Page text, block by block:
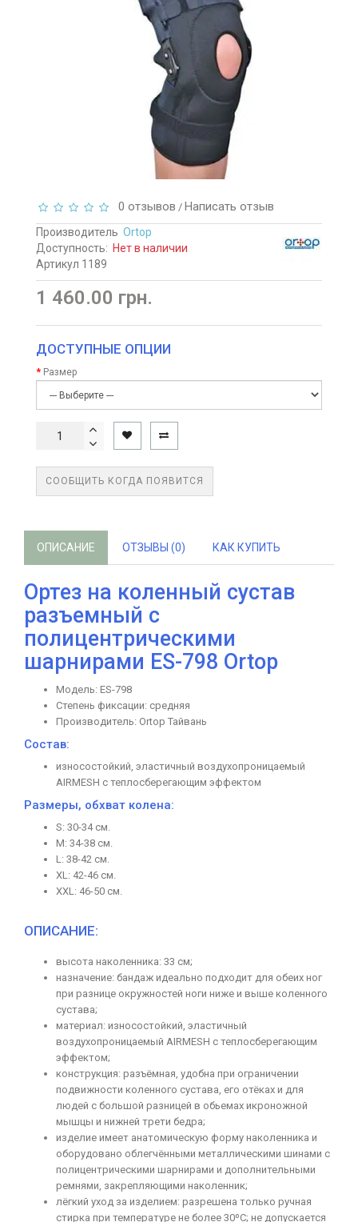
0 отзывов / Написать отзыв
Производитель Ortop
Доступность: Нет в наличии
Артикул 1189
1 460.00 грн.
ДОСТУПНЫЕ ОПЦИИ
Размер
СООБЩИТЬ КОГДА ПОЯВИТСЯ
ОПИСАНИЕ ОТЗЫВЫ (0) КАК КУПИТЬ
Ортез на коленный сустав
разъемный с
полицентрическими
шарнирами ES-798 Ortop
Модель: ES-798
Степень фиксации: средняя
Производитель: Ortop Тайвань
Состав:
износостойкий, эластичный воздухопроницаемый
AIRMESH с теплосберегающим эффектом
Размеры, обхват колена:
S: 30-34 см.
M: 34-38 см.
L: 38-42 см.
XL: 42-46 см.
XXL: 46-50 см.
ОПИСАНИЕ:
высота наколенника: 33 см;
назначение: бандаж идеально подходит для обеих ног
при разнице окружностей ноги ниже и выше коленного
сустава;
материал: износостойкий, эластичный
воздухопроницаемый AIRMESH с теплосберегающим
эффектом;
конструкция: разъёмная, удобна при ограничении
подвижности коленного сустава, его отёках и для
людей с большой разницей в обьемах икроножной
мышцы и нижней трети бедра;
изделие имеет анатомическую форму наколенника и
оборудовано облегчёнными металлическими шинами с
полицентрическими шарнирами и дополнительными
ремнями, закрепляющими наколенник;
лёгкий уход за изделием: разрешена только ручная
стирка при температуре не более 30ºC; не допускается